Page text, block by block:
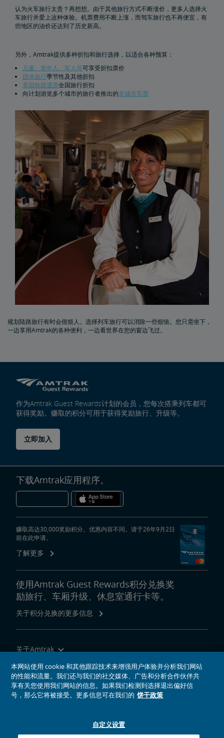
购买火车票前往NYC
购买火车票前往Boston
购买火车票前往Baltimore
乘坐Amtrak列车，畅游美国
购买火车票前往Los Angeles
购买火车票前往Wilmington
购买火车票前往Portland, Oregon
认为火车旅行太贵？再想想。由于其他旅行方式不断涨价，更多人选择火
车旅行并爱上这种体验。机票费用不断上涨，而驾车旅行也不再便宜，有
些地区的油价还达到了历史新高。
另外，Amtrak提供多种折扣和旅行选择，以适合各种预算：
儿童、老年人、军人等可享受折扣票价
团体旅行季节性及其他折扣
美国铁路通票全国旅行折扣
向计划游览多个城市的旅行者推出的多城市车票
规划陆路旅行有时会很烦人。选择列车旅行可以消除一些烦恼。您只需坐下，
一边享用Amtrak的各种便利，一边看世界在您的窗边飞过。
作为Amtrak Guest Rewards计划的会员，您每次搭乘列车都可
获得奖励。赚取的积分可用于获得奖励旅行、升级等。
立即加入
下载Amtrak应用程序。
赚取高达30,000奖励积分。优惠内容不同。请于26年9月2日
前在此申请。
了解更多
使用Amtrak Guest Rewards积分兑换奖
励旅行、车厢升级、休息室通行卡等。
关于积分兑换的更多信息
关于Amtrak
乘坐Amtrak列车旅行
网站工具
Amtrak的Facebook主页将在新窗口中打开
Amtrak的Twitter主页将在新窗口中打开
Amtrak的Instagram主页将在新窗口中打开
Amtrak的Linkedin主页将在新窗口中打开
Amtrak的YouTube主页将在新窗口中打开
Pinterest将在新窗口中打开
本网站使用 cookie 和其他跟踪技术来增强用户体验并分析我们网站
的性能和流量。我们还与我们的社交媒体、广告和分析合作伙伴共
享有关您使用我们网站的信息。如果我们检测到选择退出偏好信
号，那么它将被接受。更多信息可在我们的 饼干政策
自定义设置